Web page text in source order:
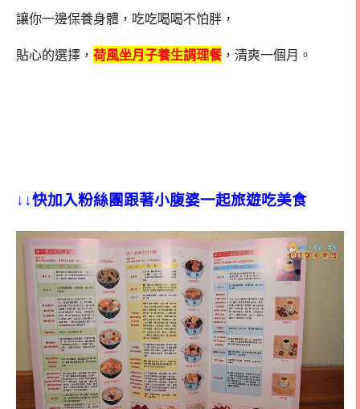
讓你一邊保養身體，吃吃喝喝不怕胖，
貼心的選擇， 荷風坐月子養生調理餐，清爽一個月。
↓↓快加入粉絲團跟著小腹婆一起旅遊吃美食